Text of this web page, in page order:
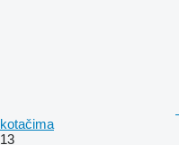
kotačima
13